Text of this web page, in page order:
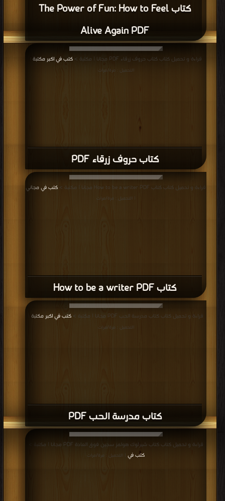
كتاب The Power of Fun: How to Feel
Alive Again PDF
كتاب حروف زرقاء PDF
قراءة و تحميل كتاب كتاب حروف زرقاء PDF مجانا | مكتبة > كتب في اكبر مكتبة
التحميل : مرة/مرات
كتاب How to be a writer PDF
قراءة و تحميل كتاب كتاب How to be a writer PDF مجانا | مكتبة > كتب في مجاني
| التحميل : مرة/مرات
كتاب مدرسة الحب PDF
قراءة و تحميل كتاب كتاب مدرسة الحب PDF مجانا | مكتبة > كتب في اكبر مكتبة
التحميل : مرة/مرات
قراءة و تحميل كتاب كتاب شيرلوك هولمز سجين فوق العادة PDF مجانا | مكتبة >
كتب في
| التحميل : مرة/مرات